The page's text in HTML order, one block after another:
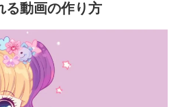
る動画の作り方